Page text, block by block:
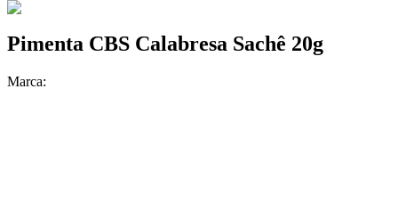
Pimenta CBS Calabresa Sachê 20g
Marca: